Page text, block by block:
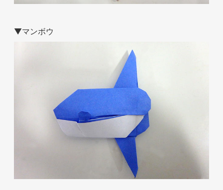
▼マンボウ